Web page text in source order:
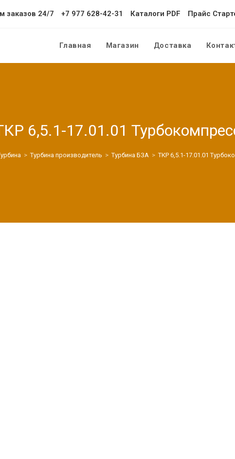
заказов 24/7 +7 977 628-42-31 Каталоги PDF Прайс
Главная Магазин Доставка
6,5.1-17.01.01
> Турбина производитель > Турбина БЗА > ТКР 6,5.1-17.01.01